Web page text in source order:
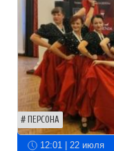
ПЕРСОНА
12:01 | 22 июля